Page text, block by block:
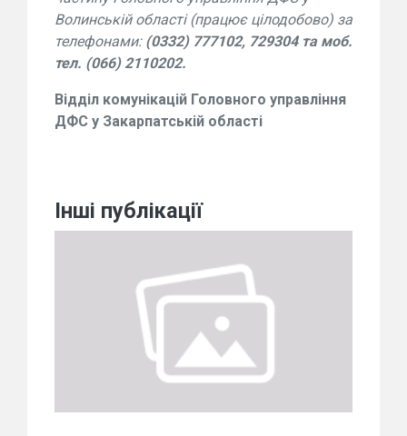
Волинській області (працює цілодобово) за
телефонами: (0332) 777102, 729304 та моб.
тел. (066) 2110202.
Відділ комунікацій Головного управління
ДФС у Закарпатській області
Інші публікації